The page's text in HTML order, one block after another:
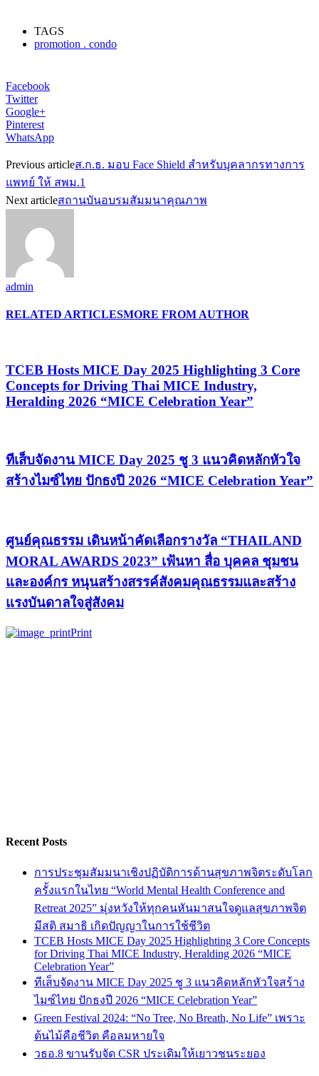
TAGS
promotion . condo
Facebook
Twitter
Google+
Pinterest
WhatsApp
Previous articleส.ก.ธ. มอบ Face Shield สำหรับบุคลากรทางการ
แพทย์ ให้ สพม.1
Next articleสถานบันอบรมสัมมนาคุณภาพ
admin
RELATED ARTICLESMORE FROM AUTHOR
TCEB Hosts MICE Day 2025 Highlighting 3 Core
Concepts for Driving Thai MICE Industry,
Heralding 2026 “MICE Celebration Year”
ทีเส็บจัดงาน MICE Day 2025 ชู 3 แนวคิดหลักหัวใจ
สร้างไมซ์ไทย ปักธงปี 2026 “MICE Celebration Year”
ศูนย์คุณธรรม เดินหน้าคัดเลือกรางวัล “THAILAND
MORAL AWARDS 2023” เฟ้นหา สื่อ บุคคล ชุมชน
และองค์กร หนุนสร้างสรรค์สังคมคุณธรรมและสร้าง
แรงบันดาลใจสู่สังคม
Print
Recent Posts
การประชุมสัมมนาเชิงปฏิบัติการด้านสุขภาพจิตระดับโลก
ครั้งแรกในไทย “World Mental Health Conference and
Retreat 2025” มุ่งหวังให้ทุกคนหันมาสนใจดูแลสุขภาพจิต
มีสติ สมาธิ เกิดปัญญาในการใช้ชีวิต
TCEB Hosts MICE Day 2025 Highlighting 3 Core Concepts
for Driving Thai MICE Industry, Heralding 2026 “MICE
Celebration Year”
ทีเส็บจัดงาน MICE Day 2025 ชู 3 แนวคิดหลักหัวใจสร้าง
ไมซ์ไทย ปักธงปี 2026 “MICE Celebration Year”
Green Festival 2024: “No Tree, No Breath, No Life” เพราะ
ต้นไม้คือชีวิต คือลมหายใจ
วธอ.8 ขานรับจัด CSR ประเดิมให้เยาวชนระยอง